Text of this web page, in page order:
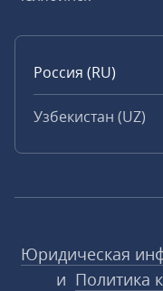
Россия (RU)
Узбекистан (UZ)
Юридическая
и Политика